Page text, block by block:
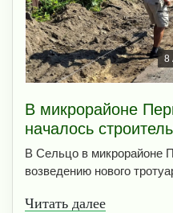
8
В микрорайоне
началось
В Сельцо в микрорайоне
возведению нового
Читать далее